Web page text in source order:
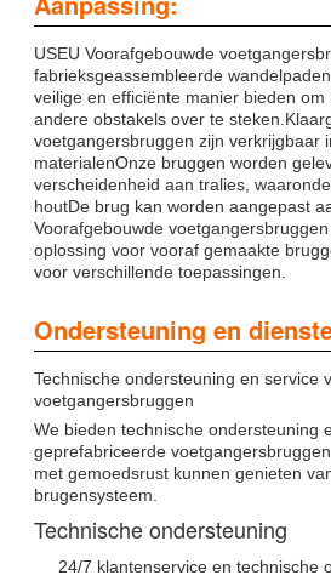
USEU Voorafgebouwde
fabrieksgeassembleerde
veilige en efficiënte manier bieden
andere obstakels over te
voetgangersbruggen zijn verkrijgbaar
materialenOnze bruggen worden
verscheidenheid aan tralies,
houtDe brug kan worden aangepast
Voorafgebouwde
oplossing voor vooraf gemaakte
voor verschillende toepassingen.
Ondersteuning en
Technische ondersteuning en service
voetgangersbruggen
We bieden technische ondersteuning
geprefabriceerde
met gemoedsrust kunnen genieten
brugensysteem.
Technische ondersteuning
24/7 klantenservice en technische